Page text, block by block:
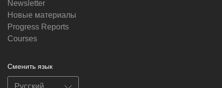
Newsletter
Новые материалы
Progress Reports
Courses
Сменить язык